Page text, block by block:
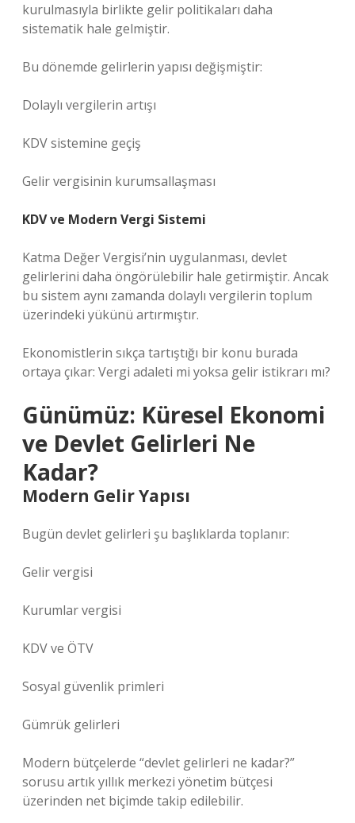
kurulmasıyla birlikte gelir politikaları daha
sistematik hale gelmiştir.
Bu dönemde gelirlerin yapısı değişmiştir:
Dolaylı vergilerin artışı
KDV sistemine geçiş
Gelir vergisinin kurumsallaşması
KDV ve Modern Vergi Sistemi
Katma Değer Vergisi’nin uygulanması, devlet
gelirlerini daha öngörülebilir hale getirmiştir. Ancak
bu sistem aynı zamanda dolaylı vergilerin toplum
üzerindeki yükünü artırmıştır.
Ekonomistlerin sıkça tartıştığı bir konu burada
ortaya çıkar: Vergi adaleti mi yoksa gelir istikrarı mı?
Günümüz: Küresel Ekonomi
ve Devlet Gelirleri Ne
Kadar?
Modern Gelir Yapısı
Bugün devlet gelirleri şu başlıklarda toplanır:
Gelir vergisi
Kurumlar vergisi
KDV ve ÖTV
Sosyal güvenlik primleri
Gümrük gelirleri
Modern bütçelerde “devlet gelirleri ne kadar?”
sorusu artık yıllık merkezi yönetim bütçesi
üzerinden net biçimde takip edilebilir.